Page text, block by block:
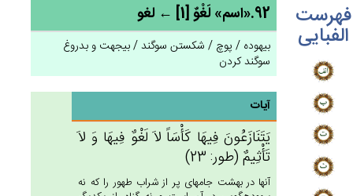
فهرست
الفبایی
92.«اسم» لَغْوٌ [1] ← لغو
بیهوده / پوچ / شکستن سوگند / بیجهت و بدروغ
سوگند کردن
آیات
يَتَنَازَعُون‌َ فِيهَا كَأْسَاً لاَ لَغْوٌ فِيهَا وَ لاَ
تَأْثِيم‌ٌ (طور: 23)
آنها در بهشت جامهاى پر از شراب طهور را كه نه